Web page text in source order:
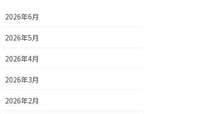
2026年6月
2026年5月
2026年4月
2026年3月
2026年2月